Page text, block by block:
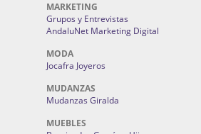
MARKETING
Grupos y Entrevistas
AndaluNet Marketing Digital
MODA
Jocafra Joyeros
MUDANZAS
Mudanzas Giralda
MUEBLES